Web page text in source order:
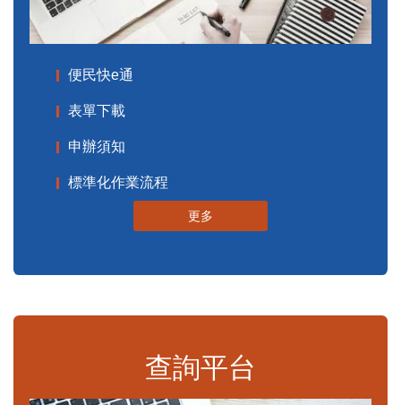
便民快e通
表單下載
申辦須知
標準化作業流程
更多
查詢平台